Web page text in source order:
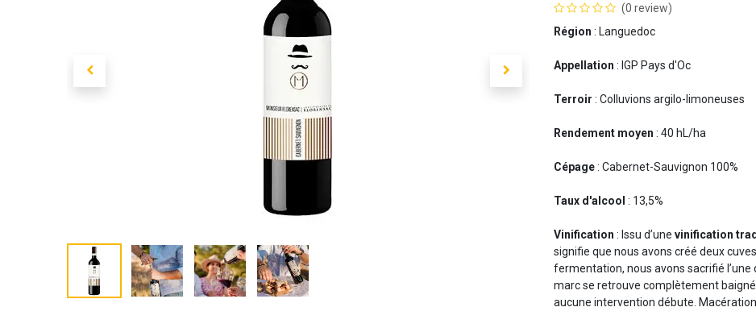
(0 review)
Région : Languedoc
Appellation : IGP Pays d'Oc
Terroir : Colluvions argilo-limoneuses
Rendement moyen : 40 hL/ha
Cépage: Cabernet-Sauvignon 100%
Taux d'alcool : 13,5%
Vinification : Issu d’une vinification
signifie que nous avons créé deux
fermentation, nous avons sacrifié
marc se retrouve complètement
aucune intervention débute.